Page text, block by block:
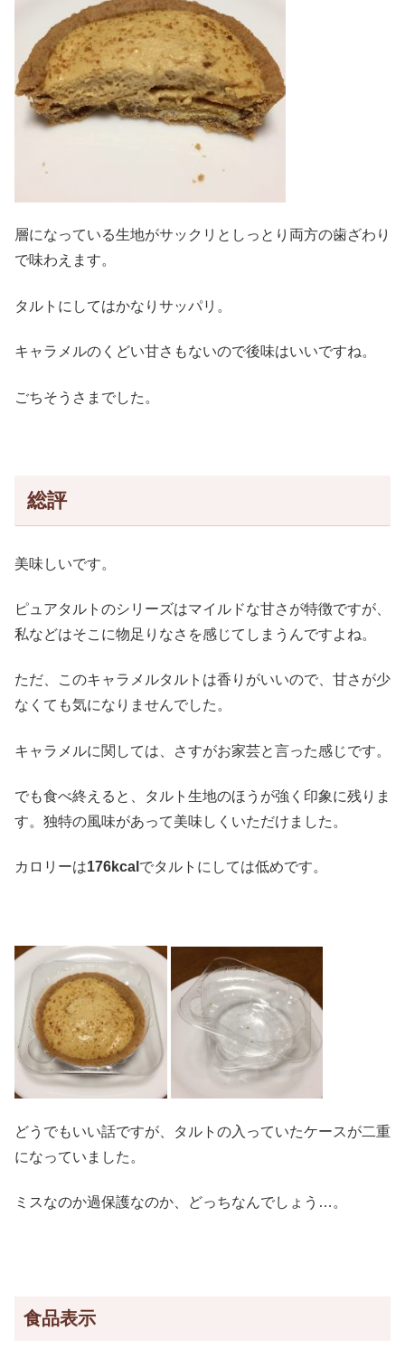
層になっている生地がサックリとしっとり両方の歯ざわり
で味わえます。
タルトにしてはかなりサッパリ。
キャラメルのくどい甘さもないので後味はいいですね。
ごちそうさまでした。
総評
美味しいです。
ピュアタルトのシリーズはマイルドな甘さが特徴ですが、
私などはそこに物足りなさを感じてしまうんですよね。
ただ、このキャラメルタルトは香りがいいので、甘さが少
なくても気になりませんでした。
キャラメルに関しては、さすがお家芸と言った感じです。
でも食べ終えると、タルト生地のほうが強く印象に残りま
す。独特の風味があって美味しくいただけました。
カロリーは176kcal でタルトにしては低めです。
どうでもいい話ですが、タルトの入っていたケースが二重
になっていました。
ミスなのか過保護なのか、どっちなんでしょう…。
食品表示